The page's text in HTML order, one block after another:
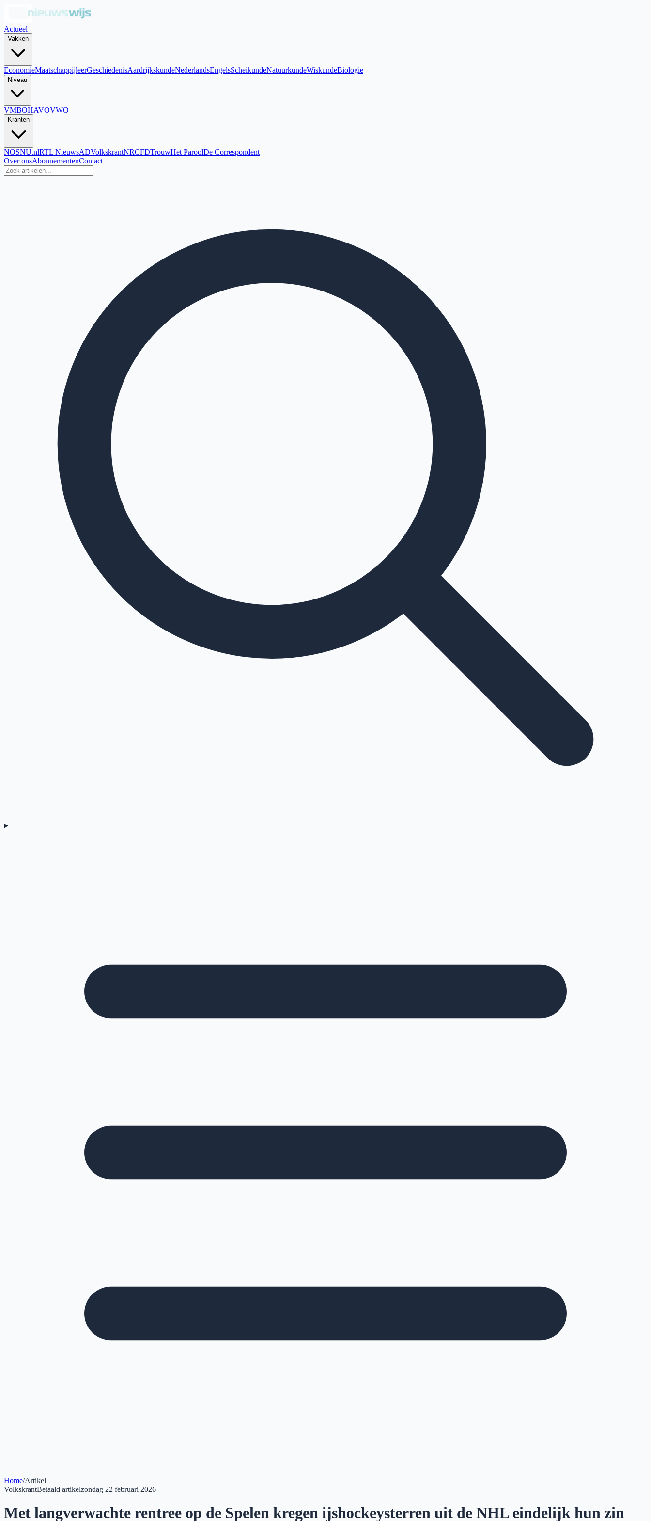
Actueel
Vakken
EconomieMaatschappijleerGeschiedenisAardrijkskundeNederlandsEngelsScheikundeNatuurkundeWiskundeBiologie
Niveau
VMBOHAVOVWO
Kranten
NOSNU.nlRTL NieuwsADVolkskrantNRCFDTrouwHet ParoolDe Correspondent
Over onsAbonnementenContact
Home/Artikel
VolkskrantBetaald artikelzondag 22 februari 2026
Met langverwachte ren­tree op de Spelen kregen ijshockeysterren uit de NHL eindelijk hun zin